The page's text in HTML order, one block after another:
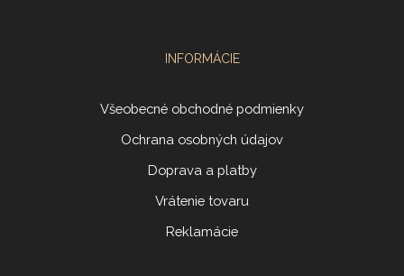
INFORMÁCIE
Všeobecné obchodné podmienky
Ochrana osobných údajov
Doprava a platby
Vrátenie tovaru
Reklamácie